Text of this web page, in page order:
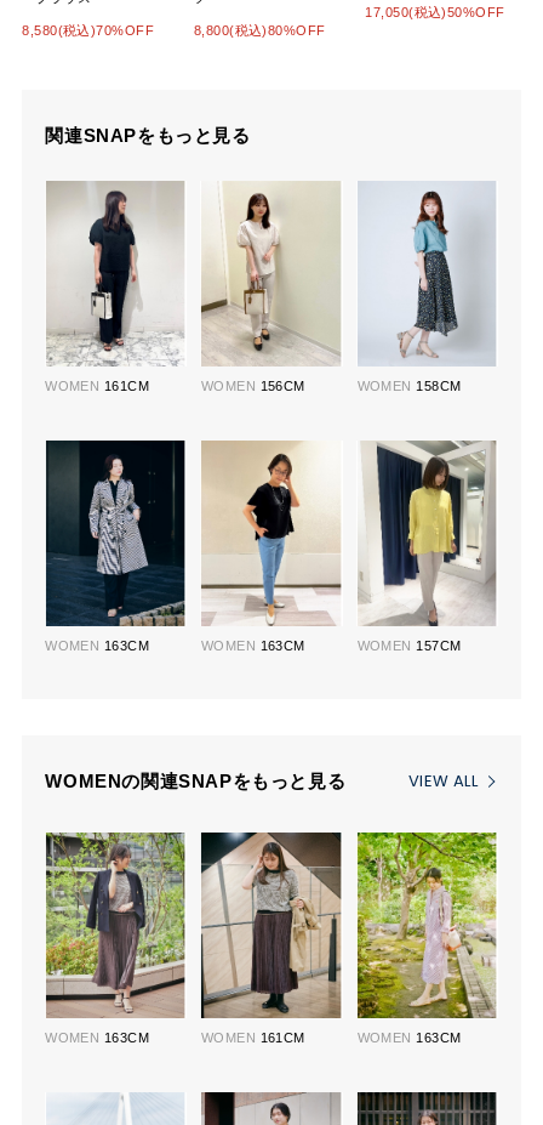
8,580(税込)70%OFF 8,800(税込)80%OFF
17,050(税込)50%OFF
関連SNAPをもっと見る
WOMEN 161CM WOMEN 156CM WOMEN 158CM
WOMEN 163CM WOMEN 163CM WOMEN 157CM
WOMENの関連SNAPをもっと見る VIEW ALL
WOMEN 163CM WOMEN 161CM WOMEN 163CM